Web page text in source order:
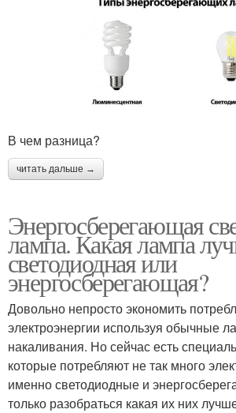
В чем разница?
читать дальше →
Энергосберегающая
лампа. Какая лампа
светодиодная или
энергосберегающая?
Довольно непросто экономить
электроэнергии используя обычные
накаливания. Но сейчас есть
которые потребляют не так много
именно светодиодные и
только разобраться какая их них